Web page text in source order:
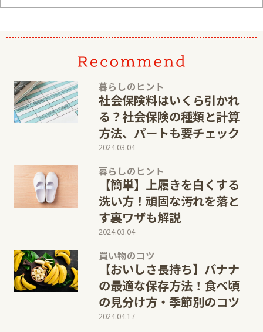
暮らしのヒント
社会保険料はいくら引かれ
る？社会保険の種類と計算
方法、パートも要チェック
2024.03.04
暮らしのヒント
【簡単】上履きを白くする
洗い方！頑固な汚れを落と
す裏ワザも解説
2024.03.04
買い物のコツ
【おいしさ長持ち】バナナ
の最適な保存方法！食べ頃
の見分け方・季節別のコツ
2024.04.17